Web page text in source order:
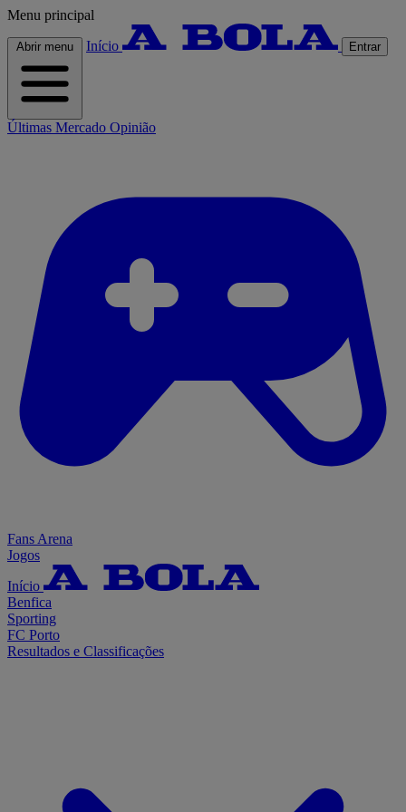
Menu principal
Abrir menu Início Entrar
Últimas Mercado Opinião
Fans Arena
Jogos
Início
Benfica
Sporting
FC Porto
Resultados e Classificações